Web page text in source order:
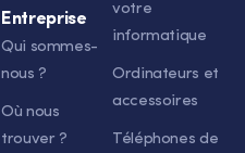
Entreprise
Qui sommes-
nous ?
Où nous
trouver ?
votre
informatique
Ordinateurs et
accessoires
Téléphones de